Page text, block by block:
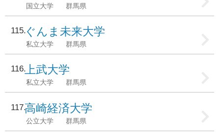
国立大学 群馬県
115ぐんま未来大学
私立大学 群馬県
116上武大学
私立大学 群馬県
117高崎経済大学
公立大学 群馬県